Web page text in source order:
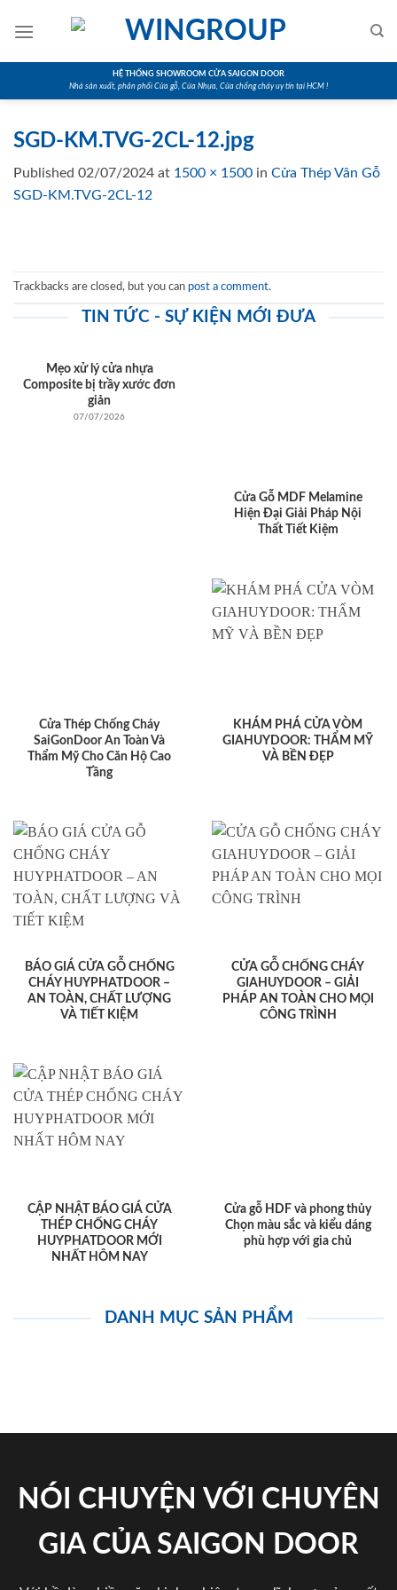
HỆ THỐNG SHOWROOM CỬA SAIGON DOOR
Nhà sản xuất, phân phối Cửa gỗ, Cửa Nhựa, Cửa chống cháy uy tín tại HCM !
SGD-KM.TVG-2CL-12.jpg
Published 02/07/2024 at 1500 × 1500 in Cửa Thép Vân Gỗ
SGD-KM.TVG-2CL-12
Trackbacks are closed, but you can post a comment.
TIN TỨC - SỰ KIỆN MỚI ĐƯA
Mẹo xử lý cửa nhựa
Composite bị trầy xước đơn
giản
07/07/2026
Cửa Gỗ MDF Melamine
Hiện Đại Giải Pháp Nội
Thất Tiết Kiệm
Cửa Thép Chống Cháy
SaiGonDoor An Toàn Và
Thẩm Mỹ Cho Căn Hộ Cao
Tầng
KHÁM PHÁ CỬA VÒM
GIAHUYDOOR: THẨM MỸ
VÀ BỀN ĐẸP
BÁO GIÁ CỬA GỖ CHỐNG
CHÁY HUYPHATDOOR –
AN TOÀN, CHẤT LƯỢNG
VÀ TIẾT KIỆM
CỬA GỖ CHỐNG CHÁY
GIAHUYDOOR – GIẢI
PHÁP AN TOÀN CHO MỌI
CÔNG TRÌNH
CẬP NHẬT BÁO GIÁ CỬA
THÉP CHỐNG CHÁY
HUYPHATDOOR MỚI
NHẤT HÔM NAY
Cửa gỗ HDF và phong thủy
Chọn màu sắc và kiểu dáng
phù hợp với gia chủ
DANH MỤC SẢN PHẨM
NÓI CHUYỆN VỚI CHUYÊN
GIA CỦA SAIGON DOOR